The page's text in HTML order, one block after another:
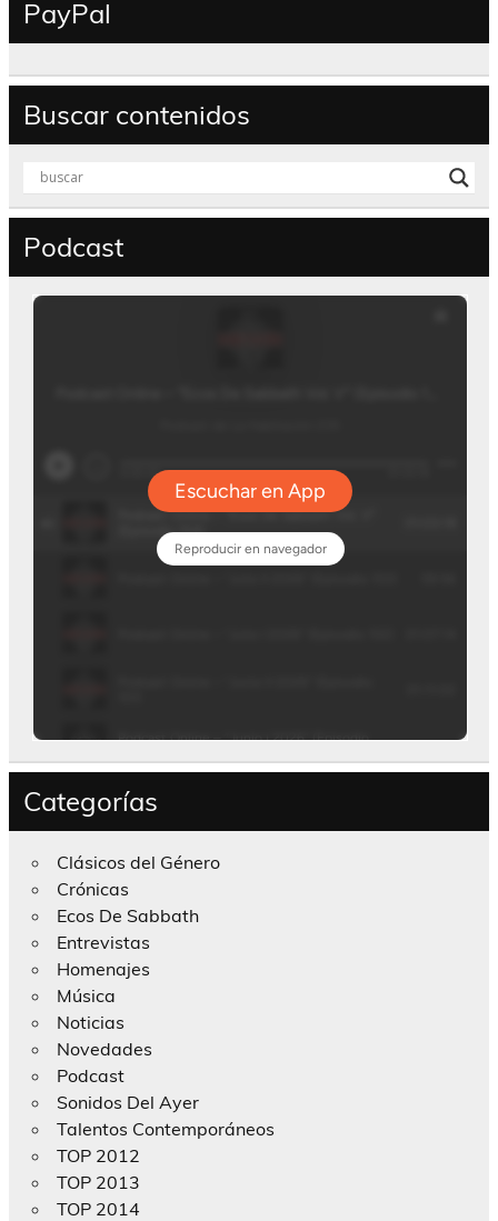
PayPal
Buscar contenidos
Podcast
Categorías
Clásicos del Género
Crónicas
Ecos De Sabbath
Entrevistas
Homenajes
Música
Noticias
Novedades
Podcast
Sonidos Del Ayer
Talentos Contemporáneos
TOP 2012
TOP 2013
TOP 2014